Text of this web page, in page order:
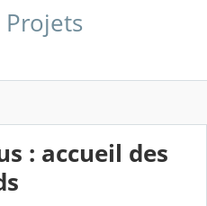
Projets
: accueil des